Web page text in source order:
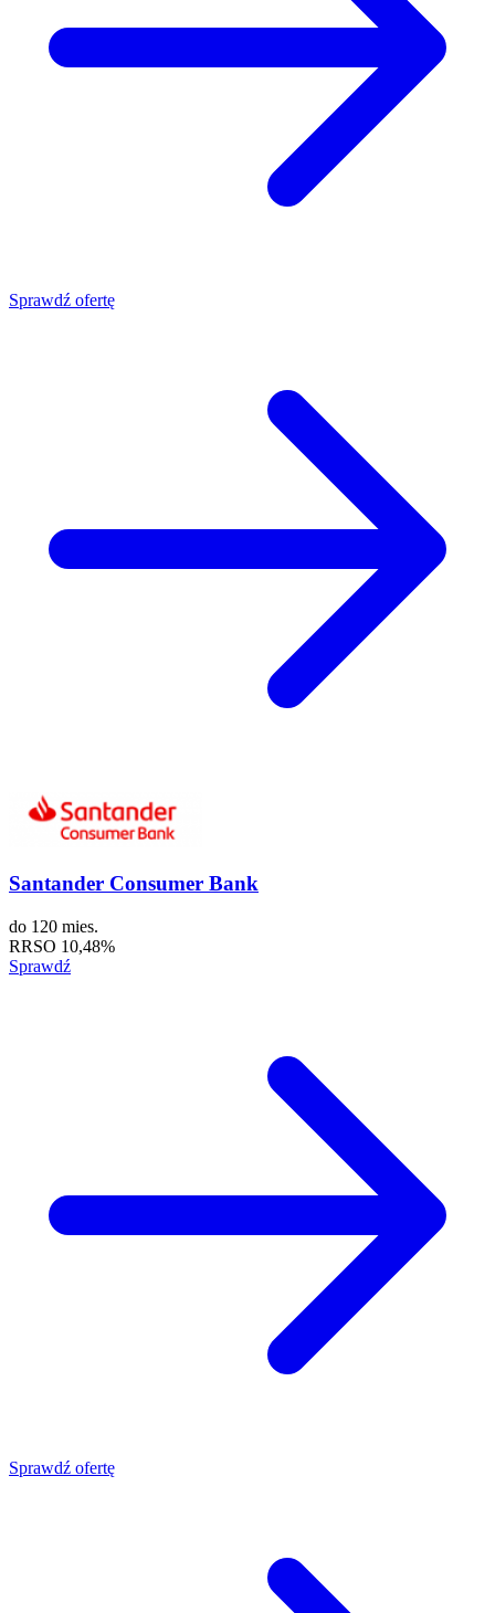
Sprawdź ofertę
Santander Consumer Bank
do 120 mies.
RRSO 10,48%
Sprawdź
Sprawdź ofertę